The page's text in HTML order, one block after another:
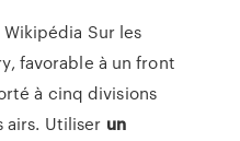
Sur les
favorable à un front
à cinq divisions
airs. Utiliser un